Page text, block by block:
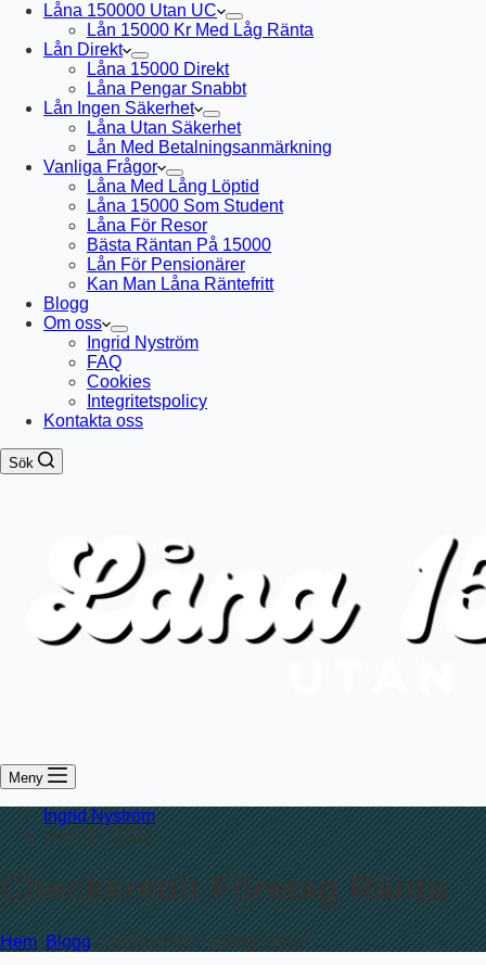
Låna 150000 Utan UC
Lån 15000 Kr Med Låg Ränta
Lån Direkt
Låna 15000 Direkt
Låna Pengar Snabbt
Lån Ingen Säkerhet
Låna Utan Säkerhet
Lån Med Betalningsanmärkning
Vanliga Frågor
Låna Med Lång Löptid
Låna 15000 Som Student
Låna För Resor
Bästa Räntan På 15000
Lån För Pensionärer
Kan Man Låna Räntefritt
Blogg
Om oss
Ingrid Nyström
FAQ
Cookies
Integritetspolicy
Kontakta oss
Sök
Meny
Ingrid Nyström
mars 17, 2026
Checkkredit Företag Ränta
Hem Blogg Checkkredit Företag Ränta